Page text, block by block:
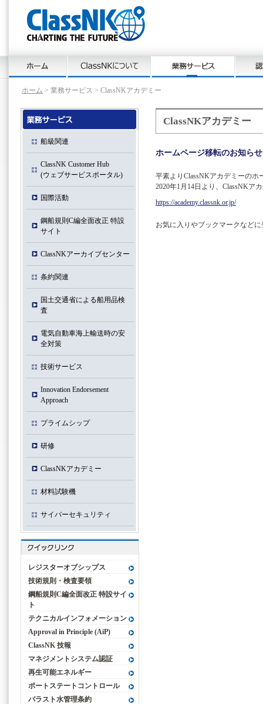
ホーム > 業務サービス > ClassNKアカデミー
ClassNKアカデミー
ホームページ移転のお知らせ
平素よりClassNKアカデミーの
2020年1月14日より、ClassNKア
https://academy.classnk.or.jp/
お気に入りやブックマークなど
船級関連
ClassNK Customer Hub
(ウェブサービスポータル)
国際活動
鋼船規則C編全面改正 特設
サイト
ClassNKアーカイブセンター
条約関連
国土交通省による船用品検
査
電気自動車海上輸送時の安
全対策
技術サービス
Innovation Endorsement
Approach
プライムシップ
研修
ClassNKアカデミー
材料試験機
サイバーセキュリティ
レジスターオブシップス
技術規則・検査要領
鋼船規則C編全面改正 特設サイ
ト
テクニカルインフォメーション
Approval in Principle (AiP)
ClassNK 技報
マネジメントシステム認証
再生可能エネルギー
ポートステートコントロール
バラスト水管理条約